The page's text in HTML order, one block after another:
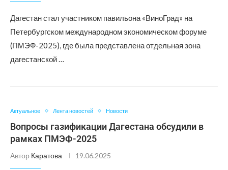
Дагестан стал участником павильона «ВиноГрад» на
Петербургском международном экономическом форуме
(ПМЭФ-2025), где была представлена отдельная зона
дагестанской …
Актуальное Лента новостей Новости
Вопросы газификации Дагестана обсудили в
рамках ПМЭФ-2025
Автор Каратова 19.06.2025